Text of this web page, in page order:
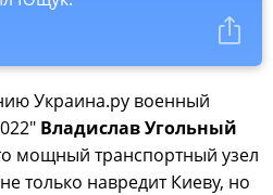
Украина.ру военный
Владислав Угольный
мощный транспортный узел
только навредит Киеву, но